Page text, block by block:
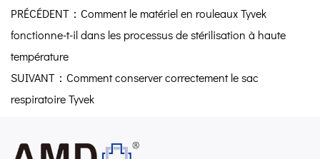
PRÉCÉDENT：Comment le matériel en rouleaux Tyvek
fonctionne-t-il dans les processus de stérilisation à haute
température
SUIVANT：Comment conserver correctement le sac
respiratoire Tyvek